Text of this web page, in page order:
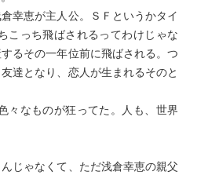
幸恵が主人公。ＳＦというかタイ
こっち飛ばされるってわけじゃな
るその一年位前に飛ばされる。つ
達となり、恋人が生まれるそのと
々なものが狂ってた。人も、世界
じゃなくて、ただ浅倉幸恵の親父